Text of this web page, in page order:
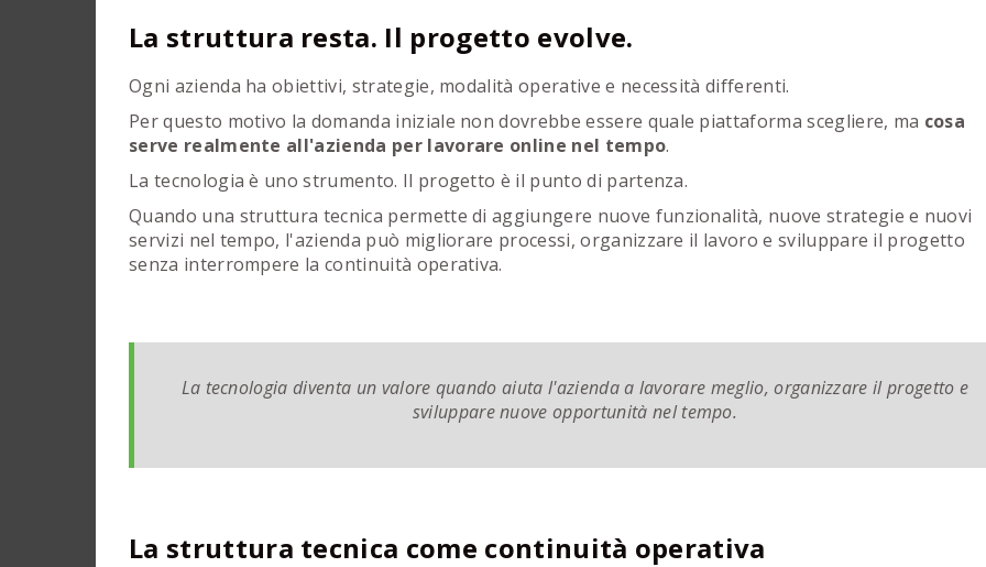
La struttura resta. Il progetto evolve.
Ogni azienda ha obiettivi, strategie, modalità operative e necessità differenti.
Per questo motivo la domanda iniziale non dovrebbe essere quale piattaforma scegliere, ma cosa
serve realmente all'azienda per lavorare online nel tempo.
La tecnologia è uno strumento. Il progetto è il punto di partenza.
Quando una struttura tecnica permette di aggiungere nuove funzionalità, nuove strategie e nuovi
servizi nel tempo, l'azienda può migliorare processi, organizzare il lavoro e sviluppare il progetto
senza interrompere la continuità operativa.
La tecnologia diventa un valore quando aiuta l'azienda a lavorare meglio, organizzare il progetto e
sviluppare nuove opportunità nel tempo.
La struttura tecnica come continuità operativa